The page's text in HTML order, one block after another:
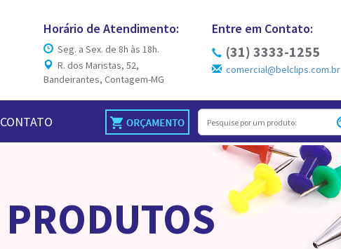
Horário de Atendimento:
Seg. a Sex. de 8h às 18h.
R. dos Maristas, 52,
Bandeirantes, Contagem-MG
Entre em Contato:
(31) 3333-1255
comercial@belclips.com.br
CONTATO
PRODUTOS